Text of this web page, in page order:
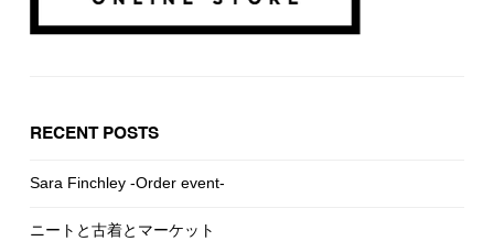
RECENT POSTS
Sara Finchley -Order event-
ニートと古着とマーケット